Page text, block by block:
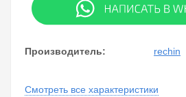
Производитель: rechin
Смотреть все характеристики